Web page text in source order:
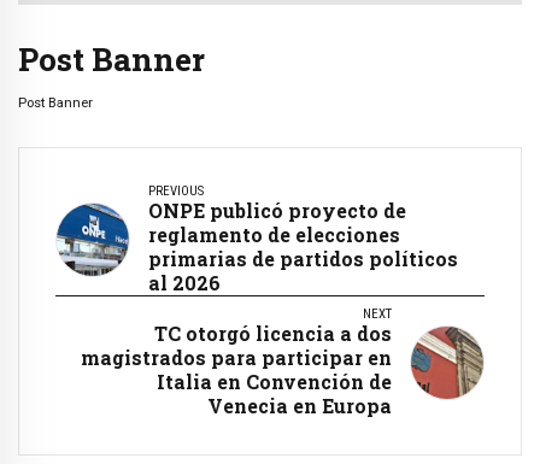
Post Banner
Post Banner
PREVIOUS
ONPE publicó proyecto de
reglamento de elecciones
primarias de partidos políticos
al 2026
NEXT
TC otorgó licencia a dos
magistrados para participar en
Italia en Convención de
Venecia en Europa